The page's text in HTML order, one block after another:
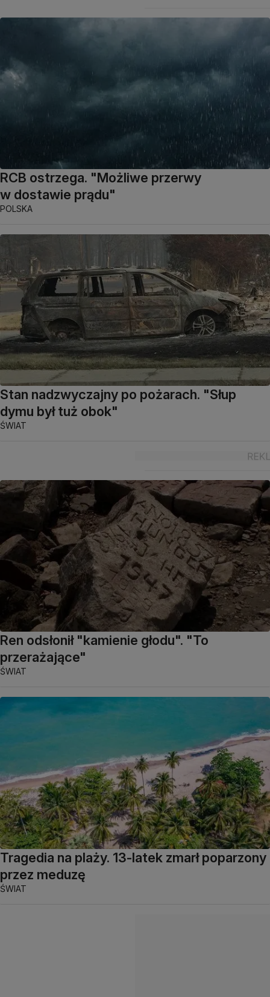
RCB ostrzega. "Możliwe przerwy
w dostawie prądu"
POLSKA
Stan nadzwyczajny po pożarach. "Słup
dymu był tuż obok"
ŚWIAT
Ren odsłonił "kamienie głodu". "To
przerażające"
ŚWIAT
Tragedia na plaży. 13-latek zmarł poparzony
przez meduzę
ŚWIAT